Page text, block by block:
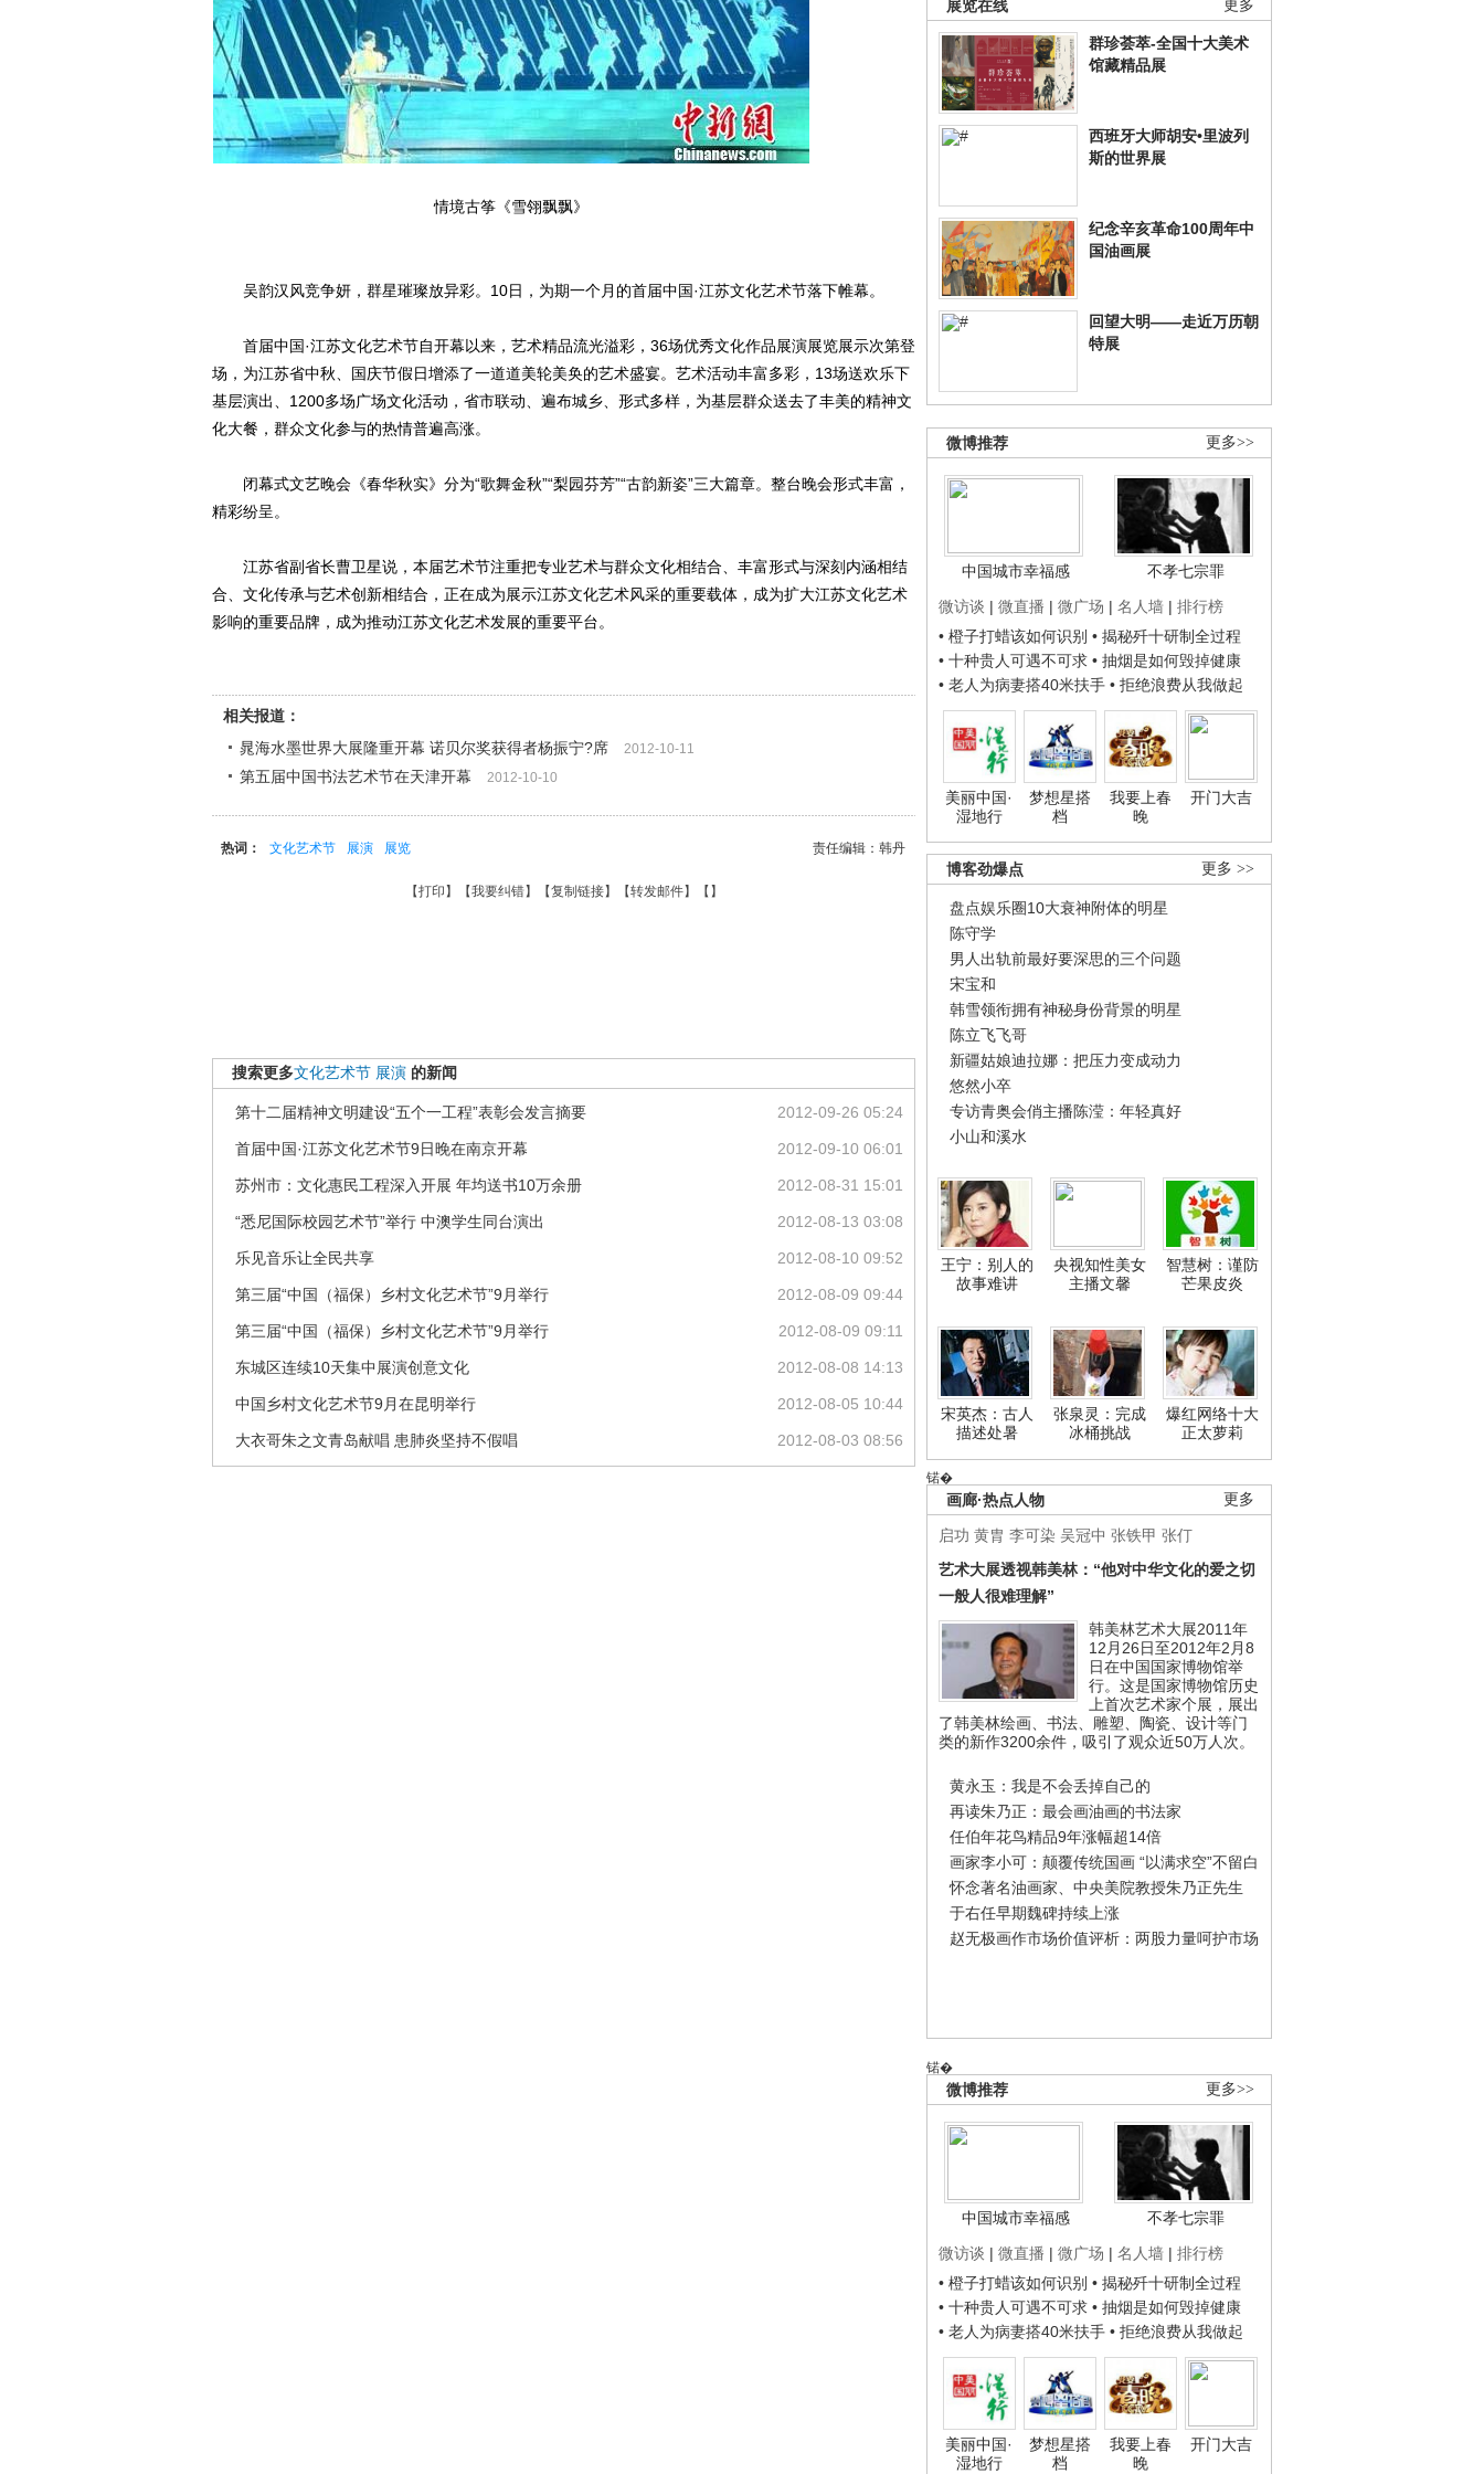
更多
展览在线
群珍荟萃-全国十大美术
馆藏精品展
西班牙大师胡安•里波列
斯的世界展
纪念辛亥革命100周年中
国油画展
回望大明——走近万历朝
特展
更多>>
微博推荐
中国城市幸福感
不孝七宗罪
微访谈 | 微直播 | 微广场 | 名人墙 | 排行榜
• 橙子打蜡该如何识别 • 揭秘歼十研制全过程
• 十种贵人可遇不可求 • 抽烟是如何毁掉健康
• 老人为病妻搭40米扶手 • 拒绝浪费从我做起
美丽中国·
湿地行
梦想星搭
档
我要上春
晚
开门大吉
更多 >>
博客劲爆点
盘点娱乐圈10大衰神附体的明星
陈守学
男人出轨前最好要深思的三个问题
宋宝和
韩雪领衔拥有神秘身份背景的明星
陈立飞飞哥
新疆姑娘迪拉娜：把压力变成动力
悠然小卒
专访青奥会俏主播陈滢：年轻真好
小山和溪水
王宁：别人的
故事难讲
央视知性美女
主播文馨
智慧树：谨防
芒果皮炎
宋英杰：古人
描述处暑
张泉灵：完成
冰桶挑战
爆红网络十大
正太萝莉
锘�
更多
画廊·热点人物
启功 黄胄 李可染 吴冠中 张铁甲 张仃
艺术大展透视韩美林：“他对中华文化的爱之切
一般人很难理解”
韩美林艺术大展2011年
12月26日至2012年2月8
日在中国国家博物馆举
行。这是国家博物馆历史
上首次艺术家个展，展出
了韩美林绘画、书法、雕塑、陶瓷、设计等门
类的新作3200余件，吸引了观众近50万人次。
黄永玉：我是不会丢掉自己的
再读朱乃正：最会画油画的书法家
任伯年花鸟精品9年涨幅超14倍
画家李小可：颠覆传统国画 “以满求空”不留白
怀念著名油画家、中央美院教授朱乃正先生
于右任早期魏碑持续上涨
赵无极画作市场价值评析：两股力量呵护市场
锘�
更多>>
微博推荐
中国城市幸福感
不孝七宗罪
微访谈 | 微直播 | 微广场 | 名人墙 | 排行榜
• 橙子打蜡该如何识别 • 揭秘歼十研制全过程
• 十种贵人可遇不可求 • 抽烟是如何毁掉健康
• 老人为病妻搭40米扶手 • 拒绝浪费从我做起
美丽中国·
湿地行
梦想星搭
档
我要上春
晚
开门大吉
情境古筝《雪翎飘飘》
吴韵汉风竞争妍，群星璀璨放异彩。10日，为期一个月的首届中国·江苏文化艺术节落下帷幕。
首届中国·江苏文化艺术节自开幕以来，艺术精品流光溢彩，36场优秀文化作品展演展览展示次第登
场，为江苏省中秋、国庆节假日增添了一道道美轮美奂的艺术盛宴。艺术活动丰富多彩，13场送欢乐下
基层演出、1200多场广场文化活动，省市联动、遍布城乡、形式多样，为基层群众送去了丰美的精神文
化大餐，群众文化参与的热情普遍高涨。
闭幕式文艺晚会《春华秋实》分为“歌舞金秋”“梨园芬芳”“古韵新姿”三大篇章。整台晚会形式丰富，
精彩纷呈。
江苏省副省长曹卫星说，本届艺术节注重把专业艺术与群众文化相结合、丰富形式与深刻内涵相结
合、文化传承与艺术创新相结合，正在成为展示江苏文化艺术风采的重要载体，成为扩大江苏文化艺术
影响的重要品牌，成为推动江苏文化艺术发展的重要平台。
相关报道：
晁海水墨世界大展隆重开幕 诺贝尔奖获得者杨振宁?席
2012-10-11
第五届中国书法艺术节在天津开幕 2012-10-10
责任编辑：韩丹
热词： 文化艺术节 展演 展览
【打印 】【我要纠错】【复制链接】【转发邮件】【 】
搜索更多文化艺术节 展演 的新闻
2012-09-26 05:24
第十二届精神文明建设“五个一工程”表彰会发言摘要
2012-09-10 06:01
首届中国·江苏文化艺术节9日晚在南京开幕
2012-08-31 15:01
苏州市：文化惠民工程深入开展 年均送书10万余册
2012-08-13 03:08
“悉尼国际校园艺术节”举行 中澳学生同台演出
2012-08-10 09:52
乐见音乐让全民共享
2012-08-09 09:44
第三届“中国（福保）乡村文化艺术节”9月举行
2012-08-09 09:11
第三届“中国（福保）乡村文化艺术节”9月举行
2012-08-08 14:13
东城区连续10天集中展演创意文化
2012-08-05 10:44
中国乡村文化艺术节9月在昆明举行
2012-08-03 08:56
大衣哥朱之文青岛献唱 患肺炎坚持不假唱